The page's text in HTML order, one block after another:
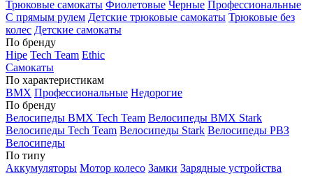
Трюковые самокаты Фиолетовые Черные Профессиональные
С прямым рулем Детские трюковые самокаты Трюковые без
колес Детские самокаты
По бренду
Hipe Tech Team Ethic
Самокаты
По характеристикам
BMX Профессиональные Недорогие
По бренду
Велосипеды BMX Tech Team Велосипеды BMX Stark
Велосипеды Tech Team Велосипеды Stark Велосипеды РВЗ
Велосипеды
По типу
Аккумуляторы Мотор колесо Замки Зарядные устройства